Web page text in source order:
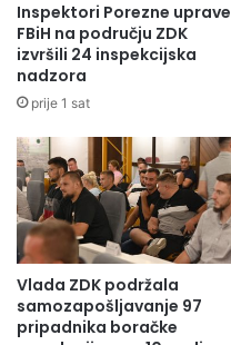
Inspektori Porezne uprave
FBiH na području ZDK
izvršili 24 inspekcijska
nadzora
prije 1 sat
Vlada ZDK podržala
samozapošljavanje 97
pripadnika boračke